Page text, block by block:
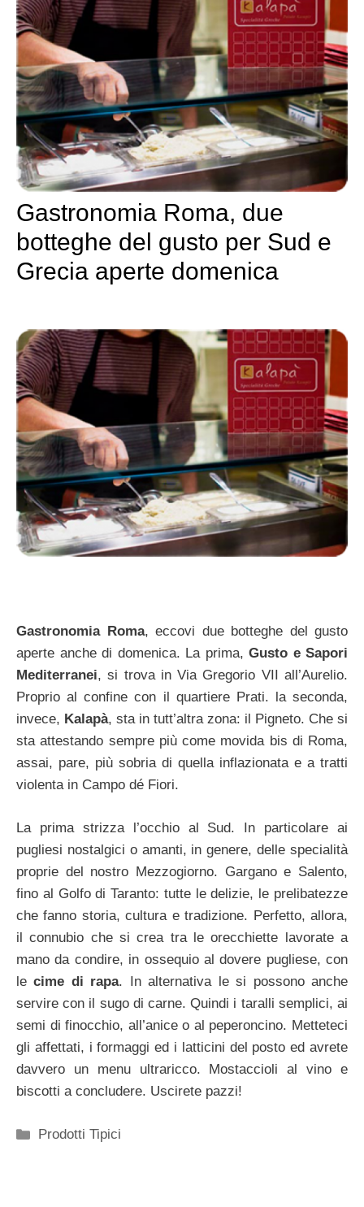
Gastronomia Roma, due
botteghe del gusto per Sud e
Grecia aperte domenica
Gastronomia Roma, eccovi due botteghe del gusto
aperte anche di domenica. La prima, Gusto e Sapori
Mediterranei, si trova in Via Gregorio VII all’Aurelio.
Proprio al confine con il quartiere Prati. la seconda,
invece, Kalapà, sta in tutt’altra zona: il Pigneto. Che si
sta attestando sempre più come movida bis di Roma,
assai, pare, più sobria di quella inflazionata e a tratti
violenta in Campo dé Fiori.
La prima strizza l’occhio al Sud. In particolare ai
pugliesi nostalgici o amanti, in genere, delle specialità
proprie del nostro Mezzogiorno. Gargano e Salento,
fino al Golfo di Taranto: tutte le delizie, le prelibatezze
che fanno storia, cultura e tradizione. Perfetto, allora,
il connubio che si crea tra le orecchiette lavorate a
mano da condire, in ossequio al dovere pugliese, con
lecime di rapa. In alternativa le si possono anche
servire con il sugo di carne. Quindi i taralli semplici, ai
semi di finocchio, all’anice o al peperoncino. Metteteci
gli affettati, i formaggi ed i latticini del posto ed avrete
davvero un menu ultraricco. Mostaccioli al vino e
biscotti a concludere. Uscirete pazzi!
Categorie
Prodotti Tipici